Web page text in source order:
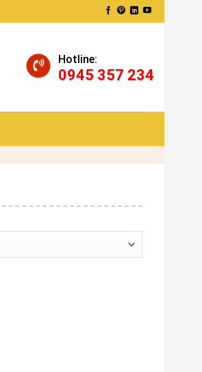
Hotline:
0945 357 234